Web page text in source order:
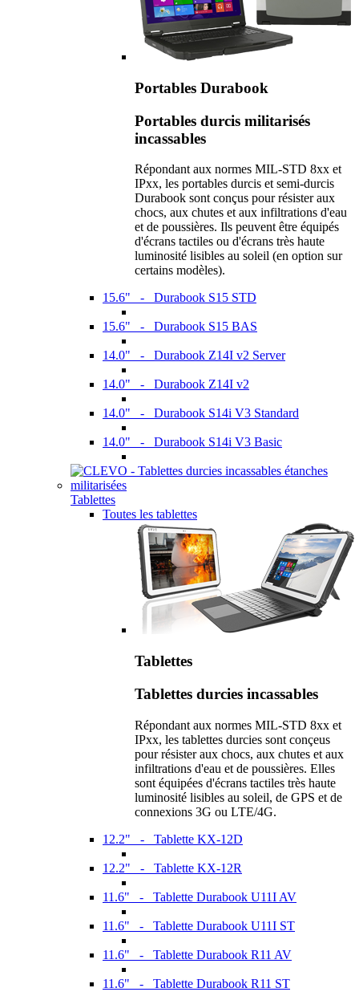
Portables Durabook
Portables durcis militarisés
incassables
Répondant aux normes MIL-STD 8xx et
IPxx, les portables durcis et semi-durcis
Durabook sont conçus pour résister aux
chocs, aux chutes et aux infiltrations d'eau
et de poussières. Ils peuvent être équipés
d'écrans tactiles ou d'écrans très haute
luminosité lisibles au soleil (en option sur
certains modèles).
15.6" - Durabook S15 STD
15.6" - Durabook S15 BAS
14.0" - Durabook Z14I v2 Server
14.0" - Durabook Z14I v2
14.0" - Durabook S14i V3 Standard
14.0" - Durabook S14i V3 Basic
Tablettes
Toutes les tablettes
Tablettes
Tablettes durcies incassables
Répondant aux normes MIL-STD 8xx et
IPxx, les tablettes durcies sont conçeus
pour résister aux chocs, aux chutes et aux
infiltrations d'eau et de poussières. Elles
sont équipées d'écrans tactiles très haute
luminosité lisibles au soleil, de GPS et de
connexions 3G ou LTE/4G.
12.2" - Tablette KX-12D
12.2" - Tablette KX-12R
11.6" - Tablette Durabook U11I AV
11.6" - Tablette Durabook U11I ST
11.6" - Tablette Durabook R11 AV
11.6" - Tablette Durabook R11 ST